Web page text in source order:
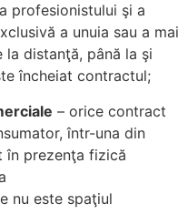
profesionistului şi a
a unuia sau a mai
distanţă, până la şi
încheiat contractul;
– orice contract
într-una din
în prezenţa fizică
nu este spaţiul